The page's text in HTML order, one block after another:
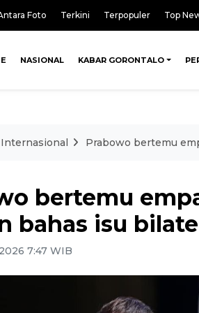
Foto Terkini Terpopuler Top
NASIONAL KABAR GORONTALO
Internasional Prabowo bertemu
bertemu
bahas isu
7:47 WIB